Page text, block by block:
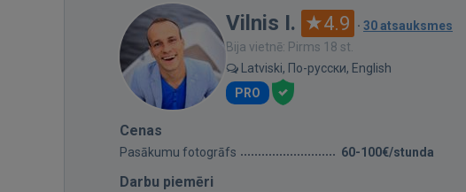
Vilnis I. 4.9 · 30 atsauksmes
Bija vietnē: Pirms 18 st.
Latviski, По-русски, English
PRO
Cenas
Pasākumu fotogrāfs 60-100€/stunda
Darbu piemēri